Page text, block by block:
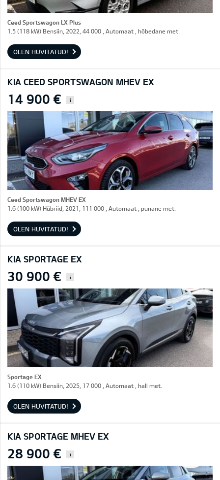
Ceed Sportswagon LX Plus
1.5 (118 kW) Bensiin, 2022, 44 000 , Automaat , hõbedane met.
OLEN HUVITATUD!
KIA CEED SPORTSWAGON MHEV EX
14 900 € i
Ceed Sportswagon MHEV EX
1.6 (100 kW) Hübriid, 2021, 111 000 , Automaat , punane met.
OLEN HUVITATUD!
KIA SPORTAGE EX
30 900 € i
Sportage EX
1.6 (110 kW) Bensiin, 2025, 17 000 , Automaat , hall met.
OLEN HUVITATUD!
KIA SPORTAGE MHEV EX
28 900 € i